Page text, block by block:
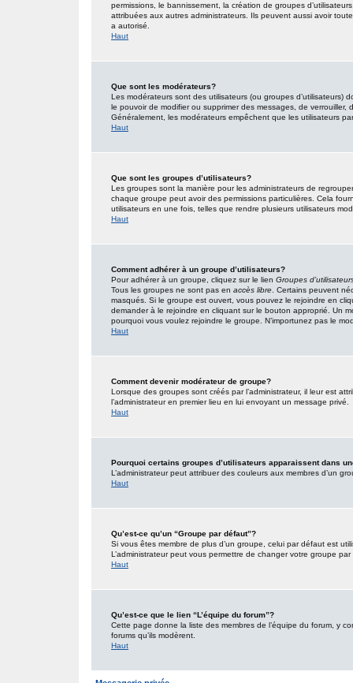
permissions, le bannissement, la création de groupes
attribuées aux autres administrateurs. Ils peuvent aussi avoir
a autorisé.
Haut
Que sont les modérateurs?
Les modérateurs sont des utilisateurs (ou groupes d’utilisateurs)
le pouvoir de modifier ou supprimer des messages, de verrouiller,
Généralement, les modérateurs empêchent que les utilisateurs
Haut
Que sont les groupes d’utilisateurs?
Les groupes sont la manière pour les administrateurs de
chaque groupe peut avoir des permissions particulières. Cela
utilisateurs en une fois, telles que rendre plusieurs utilisateurs
Haut
Comment adhérer à un groupe d’utilisateurs?
Pour adhérer à un groupe, cliquez sur le lien Groupes
Tous les groupes ne sont pas en accès libre . Certains peuvent
masqués. Si le groupe est ouvert, vous pouvez le rejoindre en
demander à le rejoindre en cliquant sur le bouton approprié. Un
pourquoi vous voulez rejoindre le groupe. N’importunez pas le
Haut
Comment devenir modérateur de groupe?
Lorsque des groupes sont créés par l’administrateur, il leur est
l’administrateur en premier lieu en lui envoyant un message privé.
Haut
Pourquoi certains groupes d’utilisateurs apparaissent dans
L’administrateur peut attribuer des couleurs aux membres d’un
Haut
Qu’est-ce qu’un “Groupe par défaut”?
Si vous êtes membre de plus d’un groupe, celui par défaut est
L’administrateur peut vous permettre de changer votre groupe
Haut
Qu’est-ce que le lien “L’équipe du forum”?
Cette page donne la liste des membres de l’équipe du forum, y
forums qu’ils modèrent.
Haut